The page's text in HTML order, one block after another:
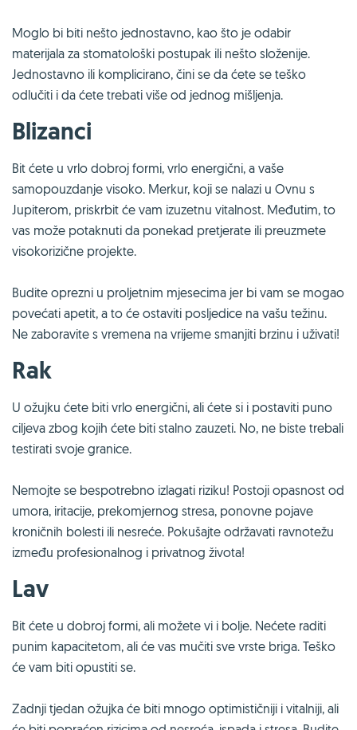
Moglo bi biti nešto jednostavno, kao što je odabir
materijala za stomatološki postupak ili nešto složenije.
Jednostavno ili komplicirano, čini se da ćete se teško
odlučiti i da ćete trebati više od jednog mišljenja.
Blizanci
Bit ćete u vrlo dobroj formi, vrlo energični, a vaše
samopouzdanje visoko. Merkur, koji se nalazi u Ovnu s
Jupiterom, priskrbit će vam izuzetnu vitalnost. Međutim, to
vas može potaknuti da ponekad pretjerate ili preuzmete
visokorizične projekte.
Budite oprezni u proljetnim mjesecima jer bi vam se mogao
povećati apetit, a to će ostaviti posljedice na vašu težinu.
Ne zaboravite s vremena na vrijeme smanjiti brzinu i uživati!
Rak
U ožujku ćete biti vrlo energični, ali ćete si i postaviti puno
ciljeva zbog kojih ćete biti stalno zauzeti. No, ne biste trebali
testirati svoje granice.
Nemojte se bespotrebno izlagati riziku! Postoji opasnost od
umora, iritacije, prekomjernog stresa, ponovne pojave
kroničnih bolesti ili nesreće. Pokušajte održavati ravnotežu
između profesionalnog i privatnog života!
Lav
Bit ćete u dobroj formi, ali možete vi i bolje. Nećete raditi
punim kapacitetom, ali će vas mučiti sve vrste briga. Teško
će vam biti opustiti se.
Zadnji tjedan ožujka će biti mnogo optimističniji i vitalniji, ali